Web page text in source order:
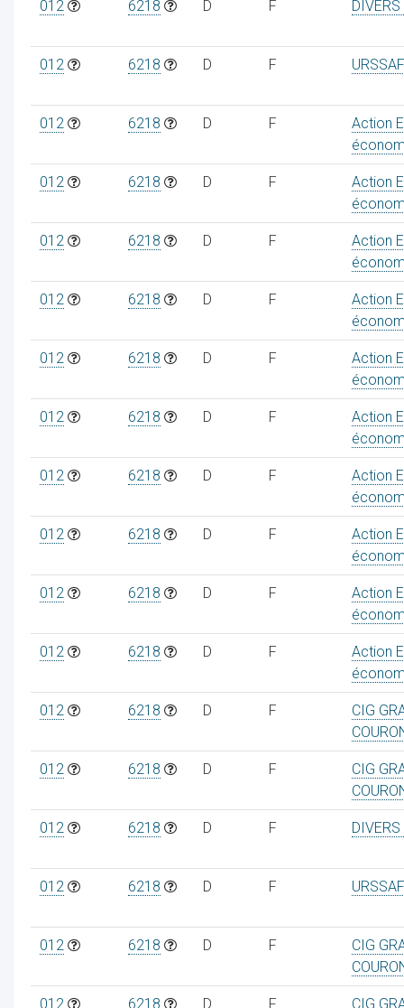
012 6218 D F
012 6218 D F
012 6218 D F
Action
012 6218 D F
Action
012 6218 D F
Action
012 6218 D F
Action
012 6218 D F
Action
012 6218 D F
Action
012 6218 D F
Action
012 6218 D F
Action
012 6218 D F
Action
012 6218 D F
Action
012 6218 D F
CIG
012 6218 D F
CIG
012 6218 D F
012 6218 D F
012 6218 D F
CIG
012 6218 D F
CIG